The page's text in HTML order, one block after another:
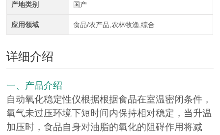
产地类别 国产
应用领域 食品/农产品,农林牧渔,综合
详细介绍
一、产品介绍
自动氧化稳定性仪根据根据食品在室温密闭条件，
氧气未过压环境下短时间内保持相对稳定，当升温
加压时，食品自身对油脂的氧化的阻碍作用将减